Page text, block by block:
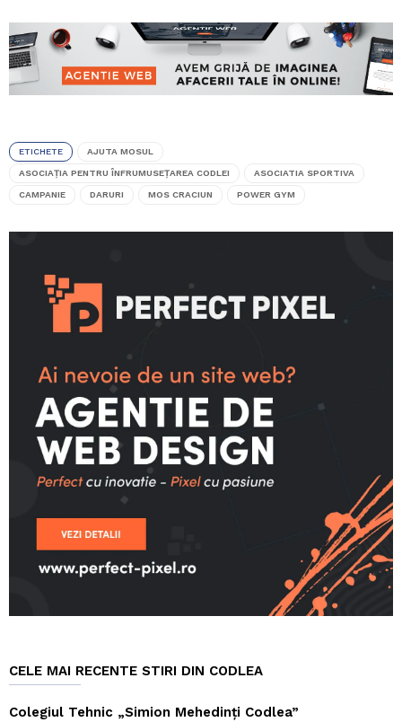
ETICHETE AJUTA MOSUL
ASOCIAŢIA PENTRU ÎNFRUMUSEŢAREA CODLEI ASOCIATIA SPORTIVA
CAMPANIE DARURI MOS CRACIUN POWER GYM
CELE MAI RECENTE STIRI DIN CODLEA
Colegiul Tehnic „Simion Mehedinți Codlea”